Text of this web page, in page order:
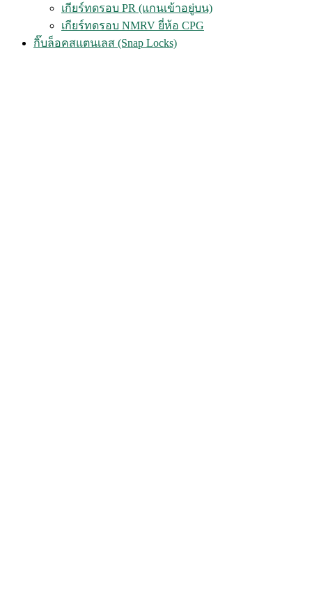
เกียร์ทดรอบ PR (แกนเข้าอยู่บน)
เกียร์ทดรอบ NMRV ยี่ห้อ CPG
กิ๊บล็อคสแตนเลส (Snap Locks)